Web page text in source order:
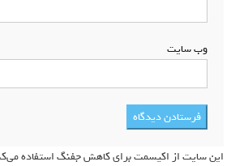
وب‌ سایت
این سایت از اکیسمت برای کاهش جفنگ استفاده